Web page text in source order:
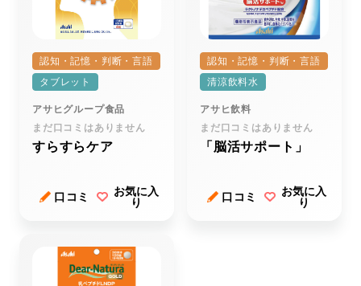
認知・記憶・判断・言語
タブレット
アサヒグループ食品
まだ口コミはありません
すらすらケア
口コミ
お気に入
り
認知・記憶・判断・言語
清涼飲料水
アサヒ飲料
まだ口コミはありません
「脳活サポート」
口コミ
お気に入
り